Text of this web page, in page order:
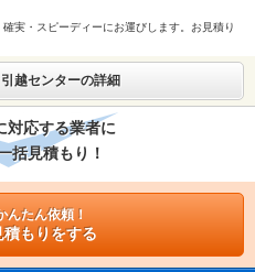
実・スピーディーにお運びします。お見積り
越センターの詳細
対応する業者に
括見積もり！
んたん依頼！
積もりをする